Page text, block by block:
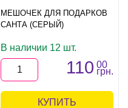
МЕШОЧЕК ДЛЯ ПОДАРКОВ
САНТА (СЕРЫЙ)
В наличии 12 шт.
110 00
грн.
КУПИТЬ